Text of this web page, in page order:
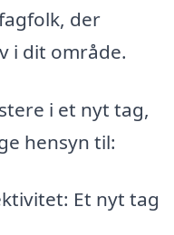
der
i dit område.
i et nyt tag,
hensyn til:
Et nyt tag